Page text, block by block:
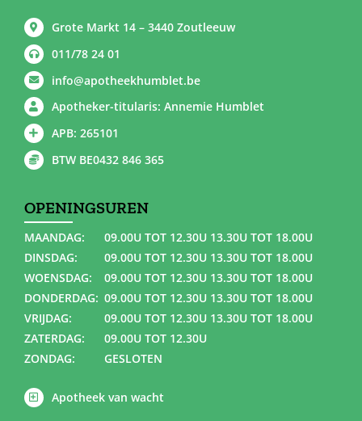
Grote Markt 14 – 3440 Zoutleeuw
011/78 24 01
info@apotheekhumblet.be
Apotheker-titularis: Annemie Humblet
APB: 265101
BTW BE0432 846 365
OPENINGSUREN
MAANDAG:
09.00U TOT 12.30U 13.30U TOT 18.00U
DINSDAG:
09.00U TOT 12.30U 13.30U TOT 18.00U
WOENSDAG:
09.00U TOT 12.30U 13.30U TOT 18.00U
DONDERDAG: 09.00U TOT 12.30U 13.30U TOT 18.00U
VRIJDAG:
09.00U TOT 12.30U 13.30U TOT 18.00U
ZATERDAG:
09.00U TOT 12.30U
ZONDAG:
GESLOTEN
Apotheek van wacht